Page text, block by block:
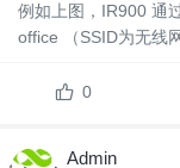
例如上图，IR900 通
office （SSID为无线
0
Admin